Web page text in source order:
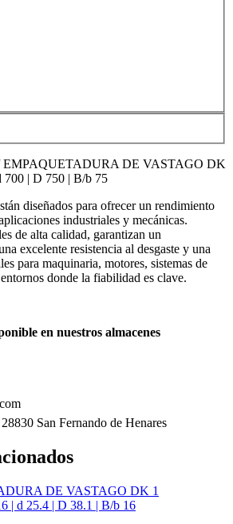
EMPAQUETADURA DE VASTAGO DK
| D 750 | B/b 75
diseñados para ofrecer un rendimiento
industriales y mecánicas.
de alta calidad, garantizan un
excelente resistencia al desgaste y una
para maquinaria, motores, sistemas de
donde la fiabilidad es clave.
en nuestros almacenes
San Fernando de Henares